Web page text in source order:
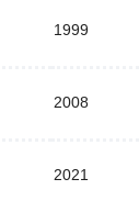
1999
2008
2021